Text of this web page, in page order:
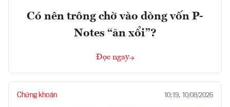
Có nên trông chờ vào dòng vốn P-
Notes “ăn xổi”?
Đọc ngay
Chứng khoán 10:19, 10/08/2026